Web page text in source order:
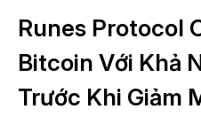
Runes Protocol
Bitcoin Với Khả
Trước Khi Giảm